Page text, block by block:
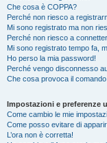
Che cosa è COPPA?
Perché non riesco a
Mi sono registrato ma non
Perché non riesco a
Mi sono registrato tempo fa,
Ho perso la mia password!
Perché vengo disconnesso
Che cosa provoca il comando
Impostazioni e preferenze
Come cambio le mie
Come posso evitare di
L’ora non è corretta!